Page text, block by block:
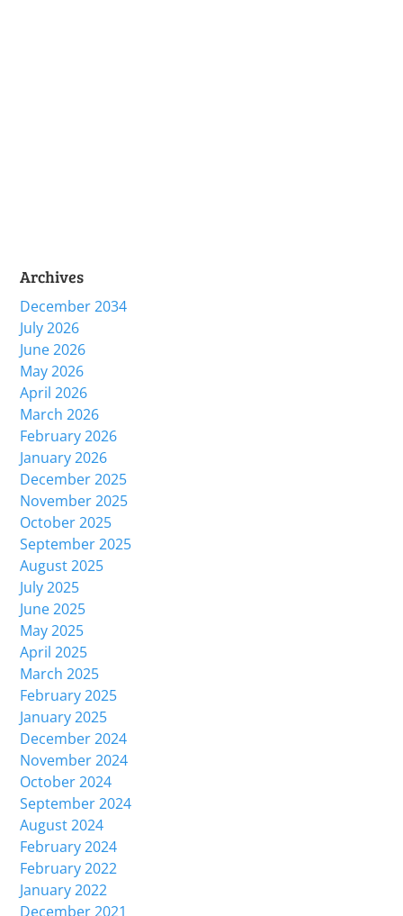
Archives
December 2034
July 2026
June 2026
May 2026
April 2026
March 2026
February 2026
January 2026
December 2025
November 2025
October 2025
September 2025
August 2025
July 2025
June 2025
May 2025
April 2025
March 2025
February 2025
January 2025
December 2024
November 2024
October 2024
September 2024
August 2024
February 2024
February 2022
January 2022
December 2021